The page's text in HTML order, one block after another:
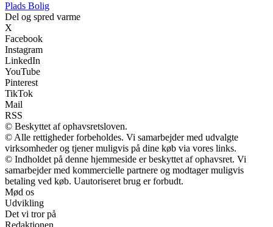
Plads Bolig
Del og spred varme
X
Facebook
Instagram
LinkedIn
YouTube
Pinterest
TikTok
Mail
RSS
© Beskyttet af ophavsretsloven.
© Alle rettigheder forbeholdes. Vi samarbejder med udvalgte
virksomheder og tjener muligvis på dine køb via vores links.
© Indholdet på denne hjemmeside er beskyttet af ophavsret. Vi
samarbejder med kommercielle partnere og modtager muligvis
betaling ved køb. Uautoriseret brug er forbudt.
Mød os
Udvikling
Det vi tror på